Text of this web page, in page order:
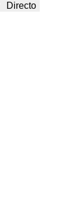
Directo